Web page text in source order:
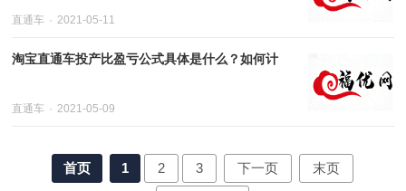
直通车 2021-05-11
淘宝直通车投产比盈亏公式具体是什么？如何计
直通车 2021-05-09
首页 1 2 3 下一页 末页